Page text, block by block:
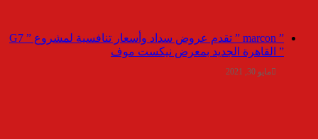
” marcon ” تقدم عروض سداد وأسعار تنافسية لمشروع ” G7
” القاهرة الجديد بمعرض نيكست موف
مايو 30, 2021